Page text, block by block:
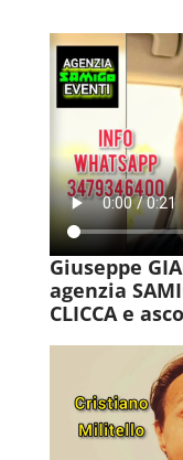
Giuseppe
agenzia
CLICCA e